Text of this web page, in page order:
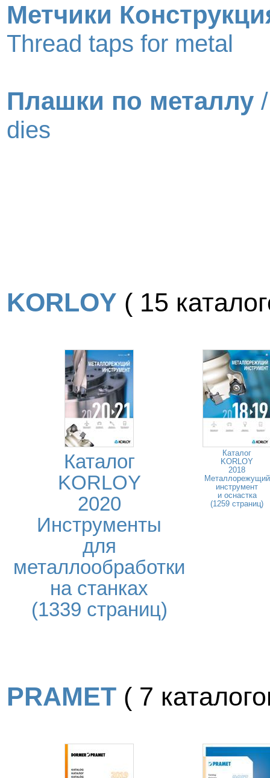
Метчики
Thread taps for metal
Плашки по металлу
dies
KORLOY ( 15
Каталог
KORLOY
2020
Инструменты
для
металлообработки
на станках
(1339 страниц)
Каталог
KORLOY
2018
Металлорежущий
инструмент
и оснастка
(1259 страниц)
PRAMET ( 7